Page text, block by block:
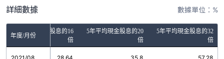
詳細數據 數據單位：%
年度/月份
5年平均現金股息的16
倍
5年平均現金股息的20
倍
5年平均現金股息的32
倍